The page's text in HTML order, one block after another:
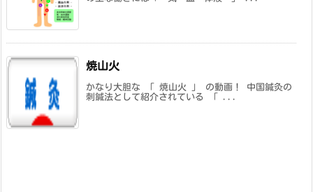
焼山火
かなり大胆な 「 焼山火 」 の動画！ 中国鍼灸の
刺鍼法として紹介されている 「 ...